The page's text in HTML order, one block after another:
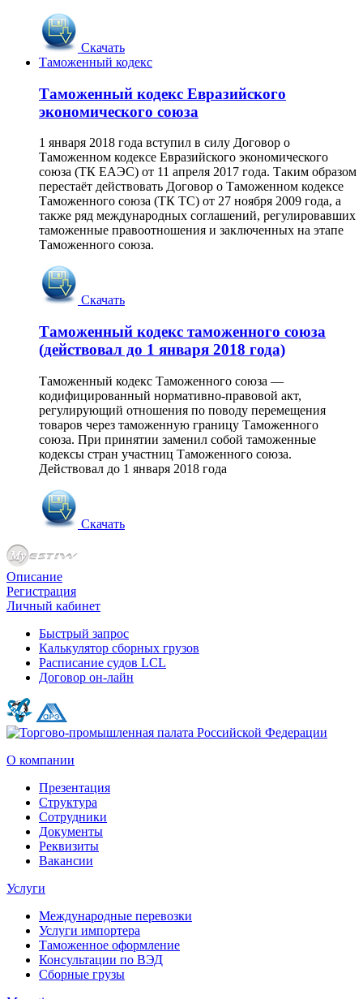
Скачать
Таможенный кодекс
Таможенный кодекс Евразийского
экономического союза
1 января 2018 года вступил в силу Договор о
Таможенном кодексе Евразийского экономического
союза (ТК ЕАЭС) от 11 апреля 2017 года. Таким образом
перестаёт действовать Договор о Таможенном кодексе
Таможенного союза (ТК ТС) от 27 ноября 2009 года, а
также ряд международных соглашений, регулировавших
таможенные правоотношения и заключенных на этапе
Таможенного союза.
Скачать
Таможенный кодекс таможенного союза
(действовал до 1 января 2018 года)
Таможенный кодекс Таможенного союза —
кодифицированный нормативно-правовой акт,
регулирующий отношения по поводу перемещения
товаров через таможенную границу Таможенного
союза. При принятии заменил собой таможенные
кодексы стран участниц Таможенного союза.
Действовал до 1 января 2018 года
Скачать
Описание
Регистрация
Личный кабинет
Быстрый запрос
Калькулятор сборных грузов
Расписание судов LCL
Договор он-лайн
О компании
Презентация
Структура
Сотрудники
Документы
Реквизиты
Вакансии
Услуги
Международные перевозки
Услуги импортера
Таможенное оформление
Консультации по ВЭД
Сборные грузы